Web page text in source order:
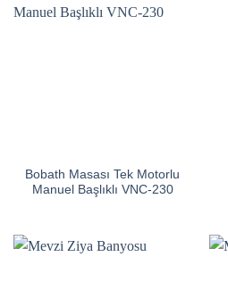
Bobath Masası Tek Motorlu
Manuel Başlıklı VNC-230